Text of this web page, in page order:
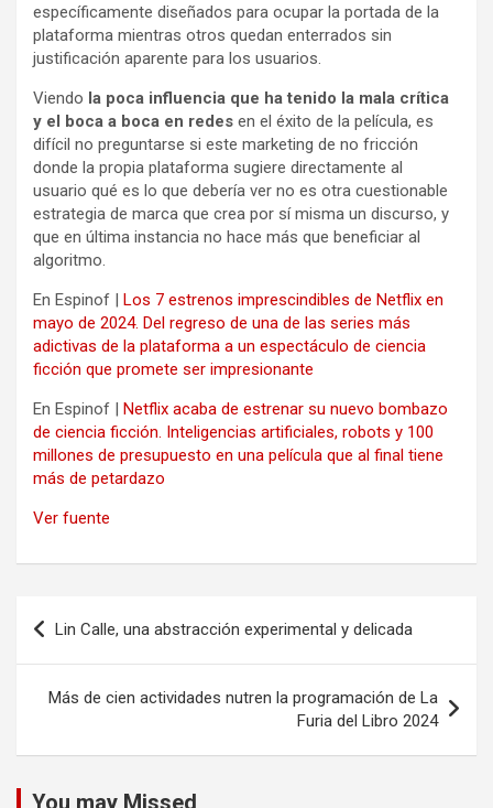
específicamente diseñados para ocupar la portada de la
plataforma mientras otros quedan enterrados sin
justificación aparente para los usuarios.
Viendo la poca influencia que ha tenido la mala crítica
y el boca a boca en redes en el éxito de la película, es
difícil no preguntarse si este marketing de no fricción
donde la propia plataforma sugiere directamente al
usuario qué es lo que debería ver no es otra cuestionable
estrategia de marca que crea por sí misma un discurso, y
que en última instancia no hace más que beneficiar al
algoritmo.
En Espinof | Los 7 estrenos imprescindibles de Netflix en
mayo de 2024. Del regreso de una de las series más
adictivas de la plataforma a un espectáculo de ciencia
ficción que promete ser impresionante
En Espinof | Netflix acaba de estrenar su nuevo bombazo
de ciencia ficción. Inteligencias artificiales, robots y 100
millones de presupuesto en una película que al final tiene
más de petardazo
Ver fuente
Navegación
de
entradas
Lin Calle, una abstracción experimental y delicada
Más de cien actividades nutren la programación de La
Furia del Libro 2024